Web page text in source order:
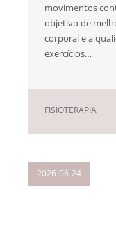
movimentos
objetivo de
corporal e a
exercícios…
FISIOTERAPIA
2026-06-24